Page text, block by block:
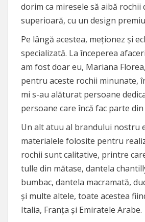
dorim ca miresele să aibă rochii
superioară, cu un design
Pe lângă acestea, meționez și
specializată. La începerea
am fost doar eu, Mariana
pentru aceste rochii minunate,
mi s-au alăturat persoane
persoane care încă fac parte din
Un alt atuu al brandului nostru
materialele folosite pentru
rochii sunt calitative, printre
tulle din mătase, dantela
bumbac, dantela macramată,
și multe altele, toate acestea
Italia, Franța și Emiratele Arabe.